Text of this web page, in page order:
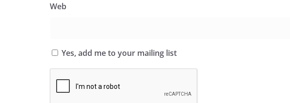
Web
Yes, add me to your mailing list